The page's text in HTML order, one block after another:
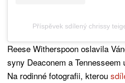
Příspěvek sdílený chrissy
Reese Witherspoon oslavila
syny Deaconem a
Na rodinné fotografii, kterou